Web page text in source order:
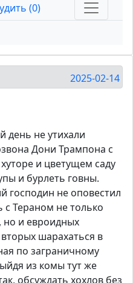
(0)
2025-02-14
день не утихали
Дони Трампона с
и цветущем саду
и бурлеть говны.
господин не оповестил
с Тераном не только
и евроидных
шарахаться в
по заграничному
из комы тут же
обсуждать хохлов без